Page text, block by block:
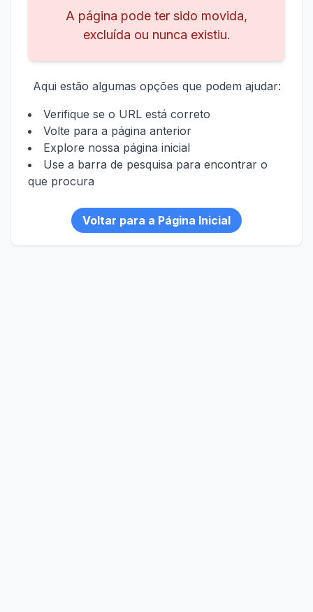
A página pode ter sido movida,
excluída ou nunca existiu.
Aqui estão algumas opções que podem ajudar:
Verifique se o URL está correto
Volte para a página anterior
Explore nossa página inicial
Use a barra de pesquisa para encontrar o
que procura
Voltar para a Página Inicial